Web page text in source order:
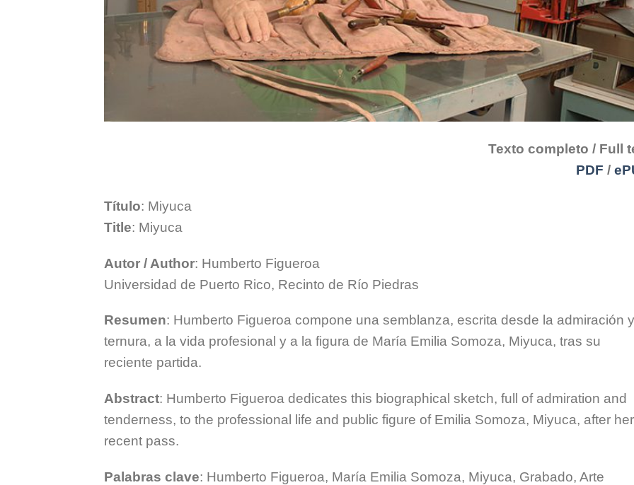
Texto completo / Full
PDF /
Título: Miyuca
Title: Miyuca
Autor / Author: Humberto Figueroa
Universidad de Puerto Rico, Recinto de Río Piedras
Resumen: Humberto Figueroa compone una semblanza, escrita desde la admiración
ternura, a la vida profesional y a la figura de María Emilia Somoza, Miyuca, tras su
reciente partida.
Abstract: Humberto Figueroa dedicates this biographical sketch, full of admiration and
tenderness, to the professional life and public figure of Emilia Somoza, Miyuca, after her
recent pass.
Palabras clave: Humberto Figueroa, María Emilia Somoza, Miyuca, Grabado, Arte